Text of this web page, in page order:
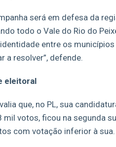
será em defesa da
todo o Vale do Rio do
entre os
a resolver”, defende.
eleitoral
que, no PL, sua
mil votos, ficou na segunda
com votação inferior à sua.